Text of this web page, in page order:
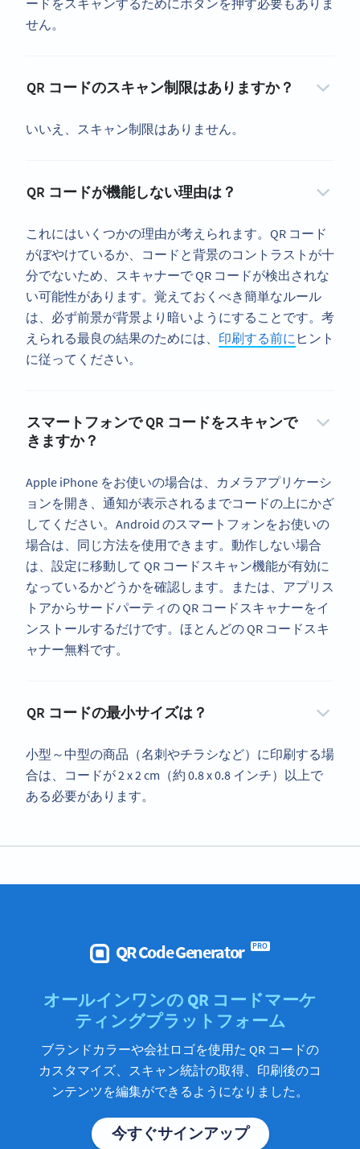
せん。
QR コードのスキャン制限はありますか？
いいえ、スキャン制限はありません。
QR コードが機能しない理由は？
これにはいくつかの理由が考えられます。QR コード
がぼやけているか、コードと背景のコントラストが十
分でないため、スキャナーで QR コードが検出されな
い可能性があります。覚えておくべき簡単なルール
は、必ず前景が背景より暗いようにすることです。考
えられる最良の結果のためには、 印刷する前に ヒント
に従ってください。
スマートフォンで QR コードをスキャンで
きますか？
Apple iPhone をお使いの場合は、カメラアプリケーシ
ョンを開き、通知が表示されるまでコードの上にかざ
してください。Android のスマートフォンをお使いの
場合は、同じ方法を使用できます。動作しない場合
は、設定に移動して QR コードスキャン機能が有効に
なっているかどうかを確認します。または、アプリス
トアからサードパーティの QR コードスキャナーをイ
ンストールするだけです。ほとんどの QR コードスキ
ャナー無料です。
QR コードの最小サイズは？
小型～中型の商品（名刺やチラシなど）に印刷する場
合は、コードが 2 x 2 cm（約 0.8 x 0.8 インチ）以上で
ある必要があります。
QR Code Generator PRO
オールインワンの QR コードマーケ
ティングプラットフォーム
ブランドカラーや会社ロゴを使用た QR コードの
カスタマイズ、スキャン統計の取得、印刷後のコ
ンテンツを編集ができるようになりました。
今すぐサインアップ